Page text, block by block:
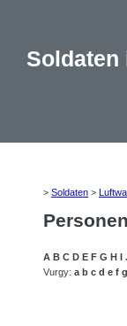
Soldaten
> Soldaten >
A B C D E F G H I
Vurgy: a b c d e f g